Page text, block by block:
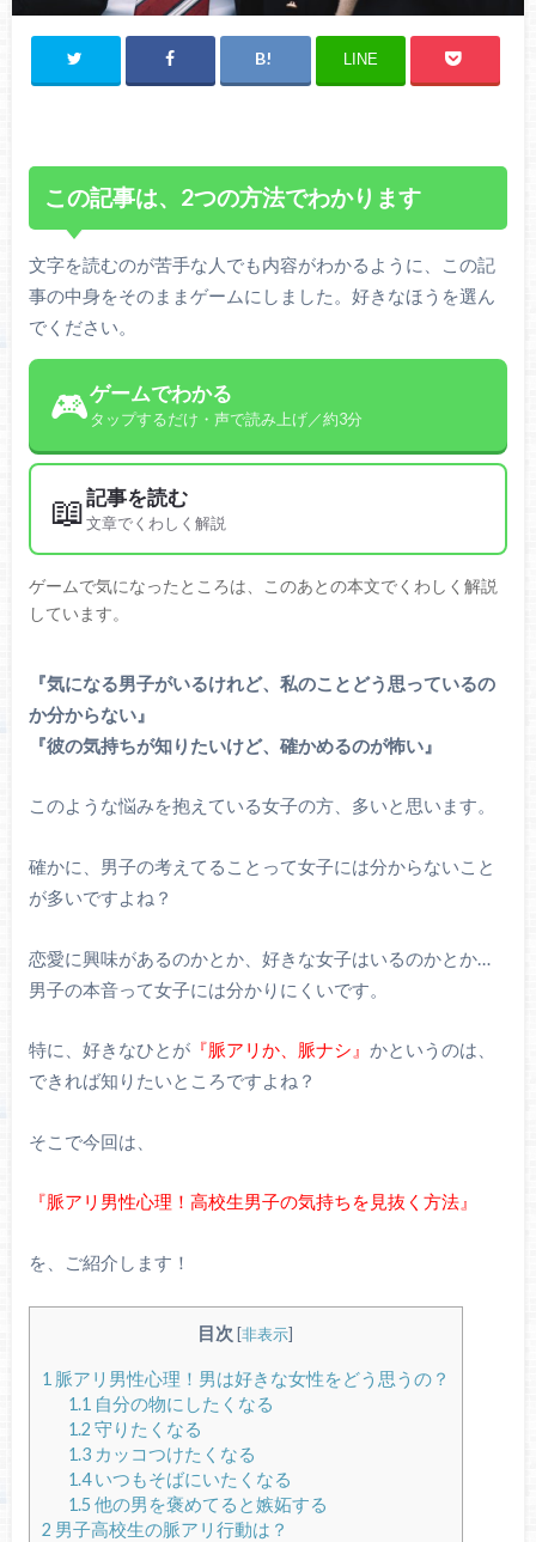
LINE
この記事は、2つの方法でわかります
文字を読むのが苦手な人でも内容がわかるように、この記
事の中身をそのままゲームにしました。好きなほうを選ん
でください。
🎮ゲームでわかる
タップするだけ・声で読み上げ／約3分
📖記事を読む
文章でくわしく解説
ゲームで気になったところは、このあとの本文でくわしく解説
しています。
『気になる男子がいるけれど、私のことどう思っているの
か分からない』
『彼の気持ちが知りたいけど、確かめるのが怖い』
このような悩みを抱えている女子の方、多いと思います。
確かに、男子の考えてることって女子には分からないこと
が多いですよね？
恋愛に興味があるのかとか、好きな女子はいるのかとか…
男子の本音って女子には分かりにくいです。
特に、好きなひとが『脈アリか、脈ナシ』 かというのは、
できれば知りたいところですよね？
そこで今回は、
『脈アリ男性心理！高校生男子の気持ちを見抜く方法』
を、ご紹介します！
目次 [非表示]
1 脈アリ男性心理！男は好きな女性をどう思うの？
1.1 自分の物にしたくなる
1.2 守りたくなる
1.3カッコつけたくなる
1.4いつもそばにいたくなる
1.5 他の男を褒めてると嫉妬する
2 男子高校生の脈アリ行動は？